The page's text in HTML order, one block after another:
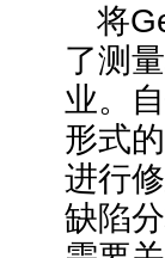
将
了测
业。
形式
进行
缺陷